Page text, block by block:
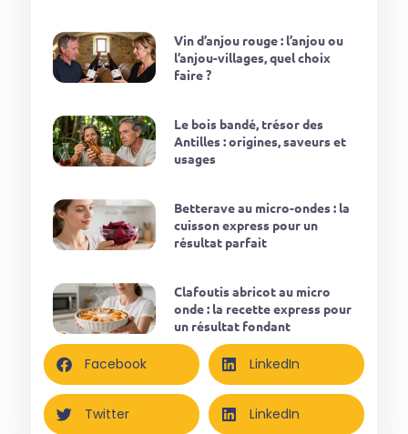
Vin d’anjou rouge : l’anjou ou
l’anjou-villages, quel choix
faire ?
Le bois bandé, trésor des
Antilles : origines, saveurs et
usages
Betterave au micro-ondes : la
cuisson express pour un
résultat parfait
Clafoutis abricot au micro
onde : la recette express pour
un résultat fondant
Facebook LinkedIn
Twitter LinkedIn